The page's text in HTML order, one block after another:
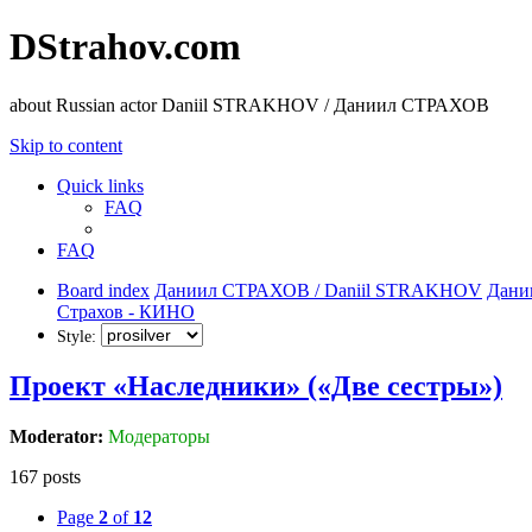
DStrahov.com
about Russian actor Daniil STRAKHOV / Даниил СТРАХОВ
Skip to content
Quick links
FAQ
FAQ
Board index Даниил СТРАХОВ / Daniil STRAKHOV
Страхов - КИНО
Style:
Проект «Наследники» («Две сестры»)
Moderator: Модераторы
167 posts
Page 2 of 12